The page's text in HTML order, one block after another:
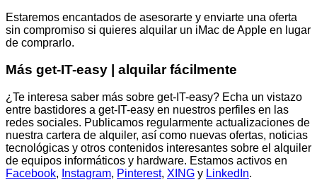
Estaremos encantados de asesorarte y enviarte una oferta
sin compromiso si quieres alquilar un iMac de Apple en lugar
de comprarlo.
Más get-IT-easy | alquilar fácilmente
¿Te interesa saber más sobre get-IT-easy? Echa un vistazo
entre bastidores a get-IT-easy en nuestros perfiles en las
redes sociales. Publicamos regularmente actualizaciones de
nuestra cartera de alquiler, así como nuevas ofertas, noticias
tecnológicas y otros contenidos interesantes sobre el alquiler
de equipos informáticos y hardware. Estamos activos en
Facebook, Instagram, Pinterest, XING y LinkedIn.